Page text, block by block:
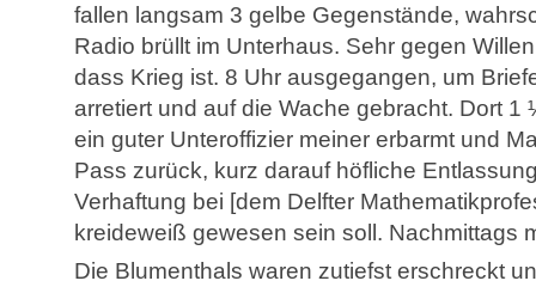
fallen langsam 3 gelbe Gegenstände,
Radio brüllt im Unterhaus. Sehr gegen
dass Krieg ist. 8 Uhr ausgegangen, um
arretiert und auf die Wache gebracht. Dort
ein guter Unteroffizier meiner erbarmt und
Pass zurück, kurz darauf höfliche
Verhaftung bei [dem Delfter
kreideweiß gewesen sein soll. Nachmittags
Die Blumenthals waren zutiefst erschreckt